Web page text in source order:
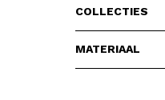
COLLECTIES
MATERIAAL